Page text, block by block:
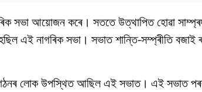
সভা আয়োজন কৰে। সততে উত্থাপিত হোৱা
এই নাগৰিক সভা। সভাত শান্তি-সম্প্ৰীতি বজাই
লোক উপস্থিত আছিল এই সভাত। এই সভাত